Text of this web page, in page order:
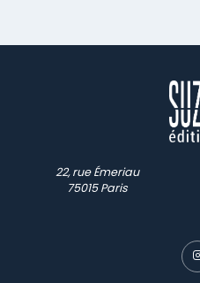
22, rue Émeriau
75015 Paris